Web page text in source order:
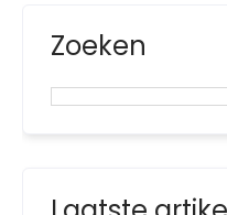
Zoeken